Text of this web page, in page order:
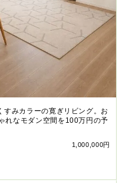
みカラーの寛ぎリビング。お
れなモダン空間を100万円の予
1,000,000円